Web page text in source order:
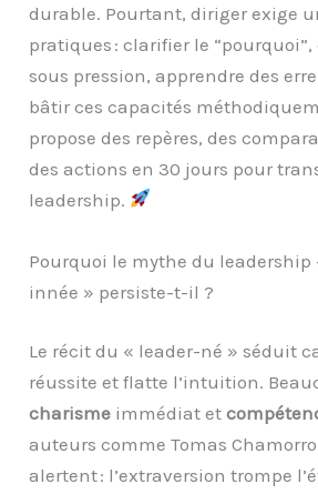
durable. Pourtant, diriger exige
pratiques : clarifier le
sous pression, apprendre des
bâtir ces capacités
propose des repères, des
des actions en 30 jours pour
leadership.
Pourquoi le mythe du leadership
innée » persiste-t-il ?
Le récit du « leader-né » séduit
réussite et flatte l’intuition.
charisme immédiat et
auteurs comme Tomas
alertent : l’extraversion trompe